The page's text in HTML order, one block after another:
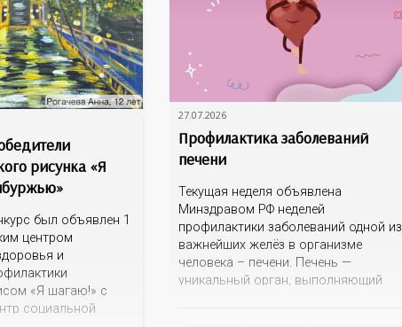
рисунка «Я
был объявлен 1
центром
и
«Я шагаю!» с
социальной
27.07.2026
Профилактика заболеваний
печени
Текущая неделя объявлена
Минздравом РФ неделей
профилактики заболеваний одной из
важнейших желёз в организме
человека – печени. Печень —
уникальный орган, выполняющий